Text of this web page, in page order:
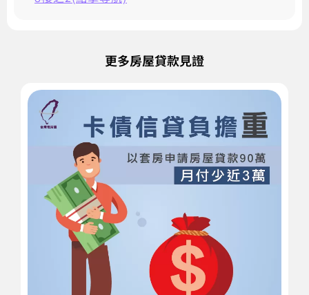
更多房屋貸款見證